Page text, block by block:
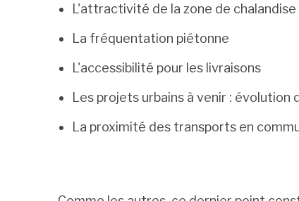
L'attractivité de la zone de chalandise
La fréquentation piétonne
L'accessibilité pour les livraisons
Les projets urbains à venir :
La proximité des transports en